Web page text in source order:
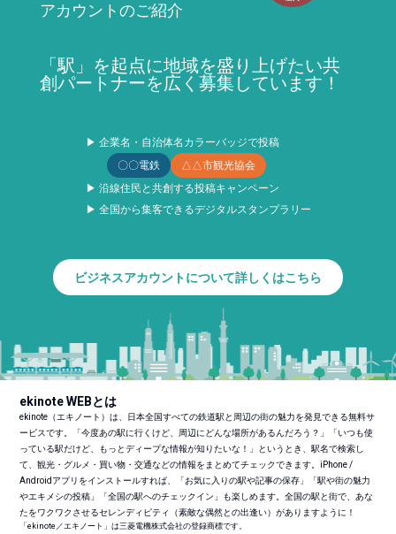
アカウントのご紹介
「駅」を起点に地域を盛り上げたい共
創パートナーを広く募集しています！
▶ 企業名・自治体名カラーバッジで投稿
〇〇電鉄
△△市観光協会
▶ 沿線住民と共創する投稿キャンペーン
▶ 全国から集客できるデジタルスタンプラリー
ビジネスアカウントについて詳しくはこちら
ekinote WEBとは
ekinote（エキノート）は、日本全国すべての鉄道駅と周辺の街の魅力を発見できる無料サ
ービスです。「今度あの駅に行くけど、周辺にどんな場所があるんだろう？」「いつも使
っている駅だけど、もっとディープな情報が知りたいな！」というとき、駅名で検索し
て、観光・グルメ・買い物・交通などの情報をまとめてチェックできます。iPhone /
Androidアプリをインストールすれば、「お気に入りの駅や記事の保存」「駅や街の魅力
やエキメシの投稿」「全国の駅へのチェックイン」も楽しめます。全国の駅と街で、あな
たをワクワクさせるセレンディピティ（素敵な偶然との出逢い）がありますように！
「ekinote／エキノート」は三菱電機株式会社の登録商標です。